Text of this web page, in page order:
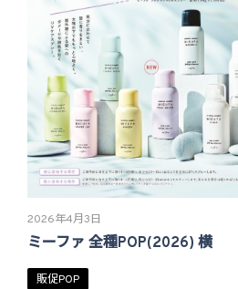
2026年4月3日
ミーファ 全種POP(2026) 横
販促POP